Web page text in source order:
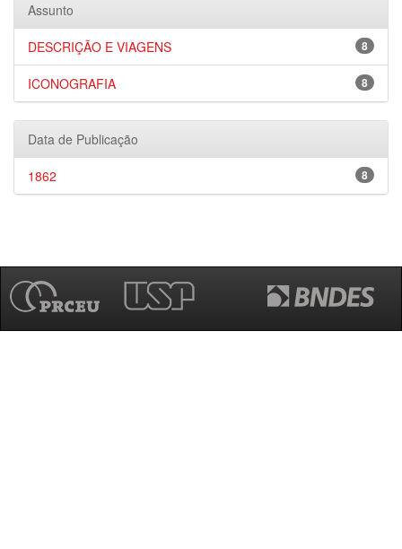
Assunto
8
DESCRIÇÃO E VIAGENS
8
ICONOGRAFIA
Data de Publicação
8
1862